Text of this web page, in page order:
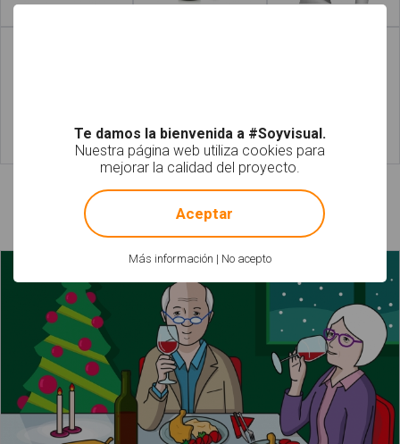
Leer más Leer más
Láminas relacionadas
Te damos la bienvenida a #Soyvisual.
Nuestra página web utiliza cookies para
mejorar la calidad del proyecto.
Más información | No acepto
! Not valid!
Aceptar